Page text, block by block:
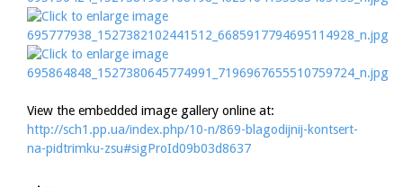
View the embedded image gallery online at:
http://sch1.pp.ua/index.php/10-n/869-blagodijnij-kontsert-
na-pidtrimku-zsu#sigProId09b03d8637